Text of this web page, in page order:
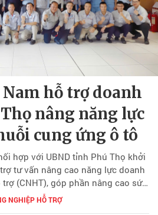
hỗ trợ doanh
nâng năng lực
cung ứng ô tô
hợp với UBND tỉnh Phú Thọ khởi
tư vấn nâng cao năng lực doanh
(CNHT), góp phần nâng cao sức
địa phương, mở rộng cơ hội
ứng ngành công nghiệp ô tô.
NGHIỆP HỖ TRỢ